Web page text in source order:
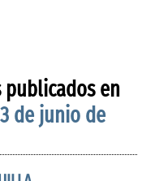
en
de junio de